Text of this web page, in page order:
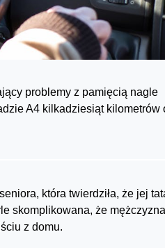
problemy z pamięcią nagle
A4 kilkadziesiąt kilometrów
która twierdziła, że jej
skomplikowana, że mężczyzna
z domu.